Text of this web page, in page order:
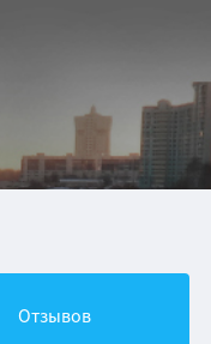
Отзывов